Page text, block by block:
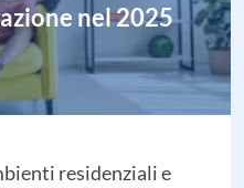
nel 2025
residenziali e